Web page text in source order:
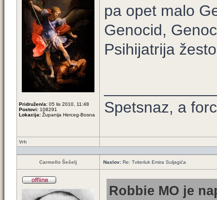
Pridružen/a: 05 lis 2010, 11:48
Postovi: 108291
Lokacija: Županija Herceg-Bosna
pa opet malo
Genocid,
Psihijatrija
Spetsnaz, a
Vrh
Carmello Šešelj Naslov: Re: Tviterluk Emira Suljagića
Robbie MO je